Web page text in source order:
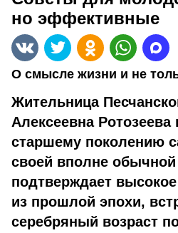
но эффективные
О смысле жизни и не
Жительница
Алексеевна
старшему поколению
своей вполне
подтверждает
из прошлой эпохи,
серебряный возраст